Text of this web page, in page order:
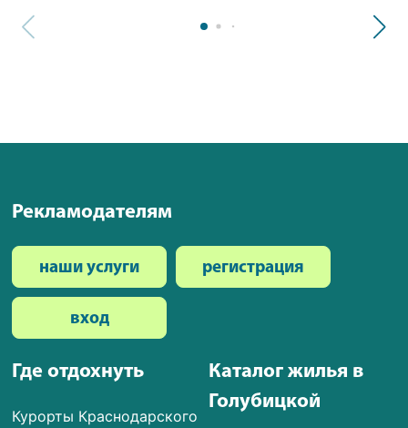
Где отдохнуть
Курорты Краснодарского
Каталог жилья в
Голубицкой
Рекламодателям
наши услуги регистрация
вход